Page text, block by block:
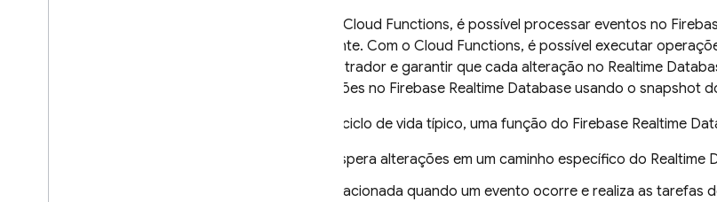
Cloud Functions, é possível processar eventos no
do cliente. Com o Cloud Functions, é possível executar
administrador e garantir que cada alteração no Realtime
alterações no Firebase Realtime Database usando o snapshot
Em um ciclo de vida típico, uma função do Firebase Realtime
Espera alterações em um caminho específico do Realtime
É acionada quando um evento ocorre e realiza as tarefas